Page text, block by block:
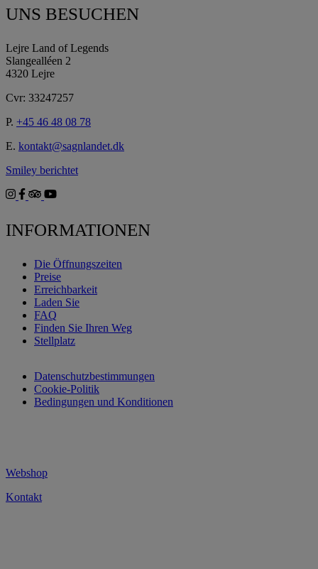
UNS BESUCHEN
Lejre Land of Legends
Slangealléen 2
4320 Lejre
Cvr: 33247257
P. +45 46 48 08 78
E. kontakt@sagnlandet.dk
Smiley berichtet
INFORMATIONEN
Die Öffnungszeiten
Preise
Erreichbarkeit
Laden Sie
FAQ
Finden Sie Ihren Weg
Stellplatz
Datenschutzbestimmungen
Cookie-Politik
Bedingungen und Konditionen
Webshop
Kontakt